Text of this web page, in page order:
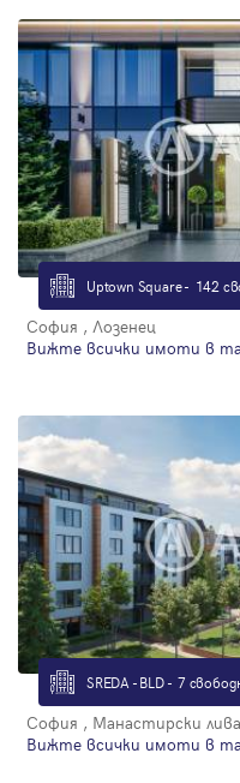
Uptown Square - 142
София , Лозенец
Вижте всички имоти в
SREDA - BLD - 7
София , Манастирски
Вижте всички имоти в